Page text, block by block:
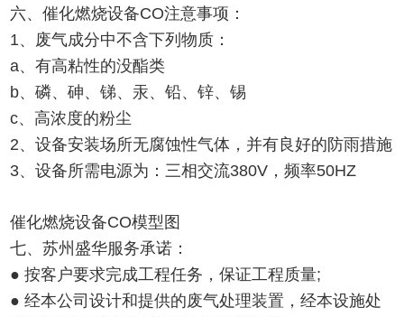
六、催化燃烧设备CO注意事项：
1、废气成分中不含下列物质：
a、有高粘性的没酯类
b、磷、砷、锑、汞、铅、锌、锡
c、高浓度的粉尘
2、设备安装场所无腐蚀性气体，并有良好的防雨措施
3、设备所需电源为：三相交流380V，频率50HZ
催化燃烧设备CO模型图
七、苏州盛华服务承诺：
● 按客户要求完成工程任务，保证工程质量;
● 经本公司设计和提供的废气处理装置，经本设施处